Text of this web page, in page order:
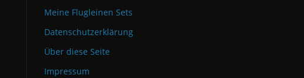
Meine Flugleinen Sets
Datenschutzerklärung
Über diese Seite
Impressum